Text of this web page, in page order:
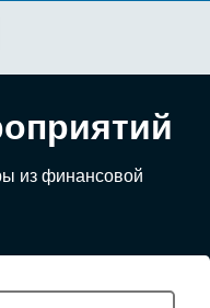
из финансовой